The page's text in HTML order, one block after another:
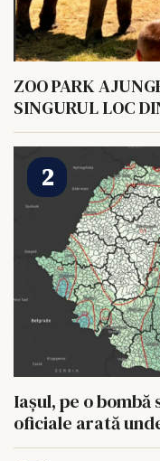
ZOO PARK
SINGURUL LOC
HRANI UN
Iașul, pe o
oficiale arată